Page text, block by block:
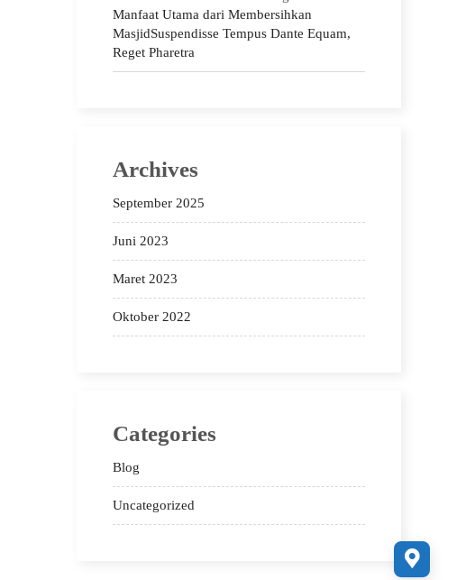
Manfaat Utama dari Membersihkan
MasjidSuspendisse Tempus Dante Equam,
Reget Pharetra
Archives
September 2025
Juni 2023
Maret 2023
Oktober 2022
Categories
Blog
Uncategorized